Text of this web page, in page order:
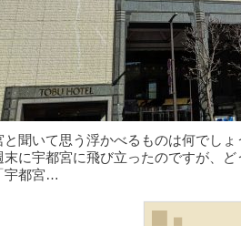
と聞いて思う浮かべるものは何でし
末に宇都宮に飛び立ったのですが、
宇都宮…